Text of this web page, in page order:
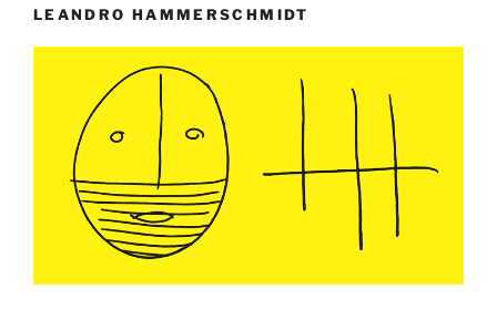
LEANDRO HAMMERSCHMIDT